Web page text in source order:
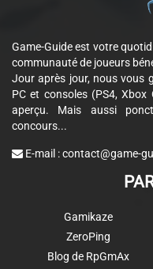
Game-Guide est votre
communauté de joueurs
Jour après jour, nous vous
PC et consoles (PS4,
aperçu. Mais aussi
concours...
E-mail :contact@game-
Gamikaze
ZeroPing
Blog de RpGmAx